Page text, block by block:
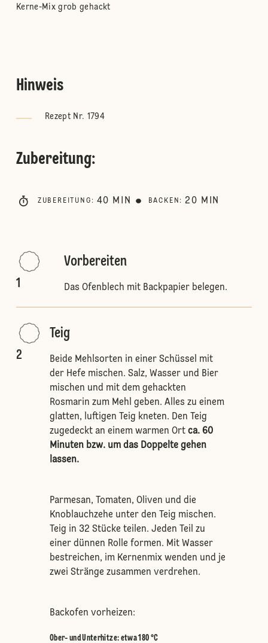
Kerne-Mix grob gehackt
Hinweis
Rezept Nr. 1794
Zubereitung:
ZUBEREITUNG : 40 MIN BACKEN : 20 MIN
1
Vorbereiten
Das Ofenblech mit Backpapier belegen.
2
Teig
Beide Mehlsorten in einer Schüssel mit
der Hefe mischen. Salz, Wasser und Bier
mischen und mit dem gehackten
Rosmarin zum Mehl geben. Alles zu einem
glatten, luftigen Teig kneten. Den Teig
zugedeckt an einem warmen Ort ca. 60
Minuten bzw. um das Doppelte gehen
lassen.
Parmesan, Tomaten, Oliven und die
Knoblauchzehe unter den Teig mischen.
Teig in 32 Stücke teilen. Jeden Teil zu
einer dünnen Rolle formen. Mit Wasser
bestreichen, im Kernenmix wenden und je
zwei Stränge zusammen verdrehen.
Backofen vorheizen:
Ober- und Unterhitze: etwa 180 °C